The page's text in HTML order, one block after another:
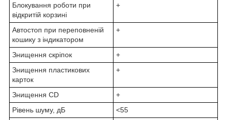
Блокування роботи при
відкритій корзині
+
Автостоп при переповненій
кошику з індикатором
+
Знищення скріпок
+
Знищення пластикових
карток
+
Знищення CD
+
Рівень шуму, дБ
<55